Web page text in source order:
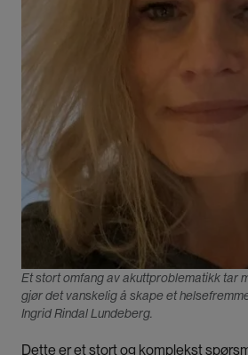
Et stort omfang av akuttproblematikk tar
gjør det vanskelig å skape et
Ingrid Rindal Lundeberg.
Dette er et stort og komplekst